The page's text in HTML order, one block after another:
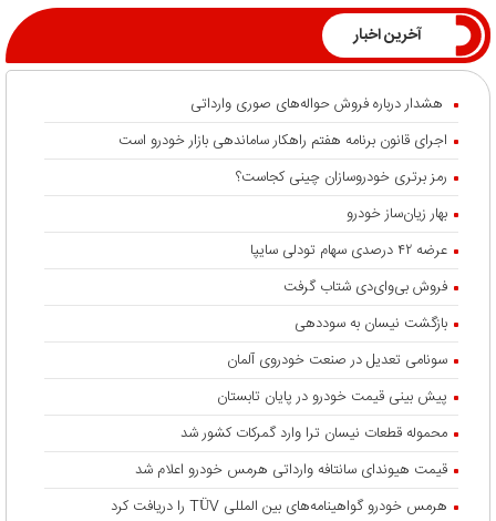
آخرین اخبار
هشدار درباره فروش حواله‌های صوری وارداتی
اجرای قانون برنامه هفتم راهکار ساماندهی بازار خودرو است
رمز برتری خودروسازان چینی کجاست؟
بهار زیان‌ساز خودرو
عرضه ۴۲ درصدی سهام تودلی سایپا
فروش بی‌وای‌دی شتاب گرفت
بازگشت نیسان به سوددهی
سونامی تعدیل در صنعت خودروی آلمان
پیش بینی قیمت خودرو در پایان تابستان
محموله قطعات نیسان ترا وارد گمرکات کشور شد
قیمت هیوندای سانتافه وارداتی هرمس خودرو اعلام شد
هرمس خودرو گواهینامه‌های بین المللی TÜV را دریافت کرد